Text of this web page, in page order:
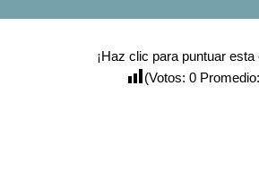
¡Haz clic para puntuar esta
(Votos: 0 Promedio: